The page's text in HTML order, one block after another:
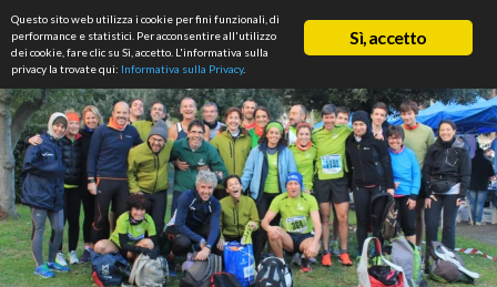
ASD Rifondazione Podistica
Cerca
VAI
AL
CONTENUTO
Sì, accetto
Questo sito web utilizza i cookie per fini funzionali, di
performance e statistici. Per acconsentire all'utilizzo
dei cookie, fare clic su Sì, accetto. L'informativa sulla
privacy la trovate qui: Informativa sulla Privacy.